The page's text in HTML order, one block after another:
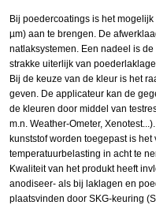
Bij poedercoatings is het
µm) aan te brengen. De
natlaksystemen. Een nadeel is
strakke uiterlijk van
Bij de keuze van de kleur is het
geven. De applicateur kan de
de kleuren door middel van
m.n. Weather-Ometer,
kunststof worden toegepast is
temperatuurbelasting in acht te
Kwaliteit van het produkt heeft
anodiseer- als bij laklagen en
plaatsvinden door SKG-keuring